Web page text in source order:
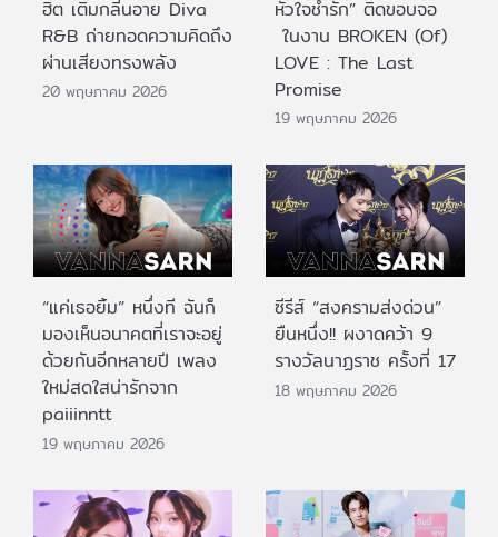
ฮิต เติมกลิ่นอาย Diva
R&B ถ่ายทอดความคิดถึง
ผ่านเสียงทรงพลัง
20 พฤษภาคม 2026
หัวใจช้ำรัก” ติดขอบจอ
ในงาน BROKEN (Of)
LOVE : The Last
Promise
19 พฤษภาคม 2026
“แค่เธอยิ้ม” หนึ่งที ฉันก็
มองเห็นอนาคตที่เราจะอยู่
ด้วยกันอีกหลายปี เพลง
ใหม่สดใสน่ารักจาก
paiiinntt
19 พฤษภาคม 2026
ซีรีส์ “สงครามส่งด่วน”
ยืนหนึ่ง!! ผงาดคว้า 9
รางวัลนาฏราช ครั้งที่ 17
18 พฤษภาคม 2026